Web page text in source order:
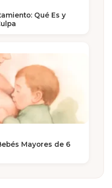
Qué Es y
Mayores de 6